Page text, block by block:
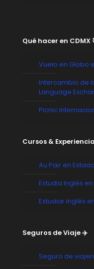
Qué hacer en CDMX
Vuelo en Globo
Intercambio de
Language
Picnic
Cursos &
Au Pair en
Estudia Inglés
Estudiar Inglés
Seguros de Viaje ✈️
Seguro de